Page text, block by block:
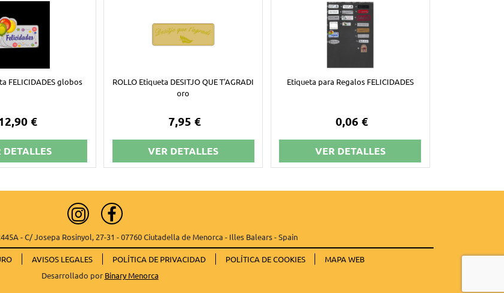
FELICIDADES globos
€
DETALLES
ROLLO Etiqueta DESITJO QUE T'AGRADI
oro
7,95 €
VER DETALLES
Etiqueta para Regalos FELICIDADES
0,06 €
VER DETALLES
- C/ Josepa Rosinyol, 27-31 - 07760 Ciutadella de Menorca - Illes Balears - Spain
AVISOS LEGALES POLÍTICA DE PRIVACIDAD POLÍTICA DE COOKIES
MAPA WEB
Desarrollado por Binary Menorca